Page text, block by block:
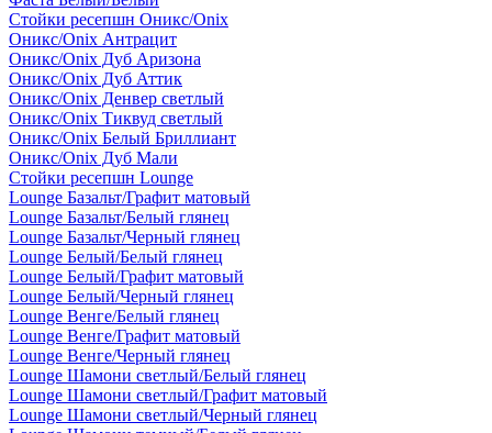
Стойки ресепшн Оникс/Onix
Оникс/Onix Антрацит
Оникс/Onix Дуб Аризона
Оникс/Onix Дуб Аттик
Оникс/Onix Денвер светлый
Оникс/Onix Тиквуд светлый
Оникс/Onix Белый Бриллиант
Оникс/Onix Дуб Мали
Стойки ресепшн Lounge
Lounge Базальт/Графит матовый
Lounge Базальт/Белый глянец
Lounge Базальт/Черный глянец
Lounge Белый/Белый глянец
Lounge Белый/Графит матовый
Lounge Белый/Черный глянец
Lounge Венге/Белый глянец
Lounge Венге/Графит матовый
Lounge Венге/Черный глянец
Lounge Шамони светлый/Белый глянец
Lounge Шамони светлый/Графит матовый
Lounge Шамони светлый/Черный глянец